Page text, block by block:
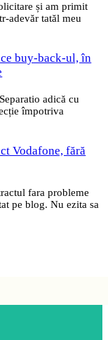
și am primit
adevăr tatăl meu
buy-back-ul, în
adică cu
împotriva
Vodafone, fără
fara probleme
pe blog. Nu ezita sa